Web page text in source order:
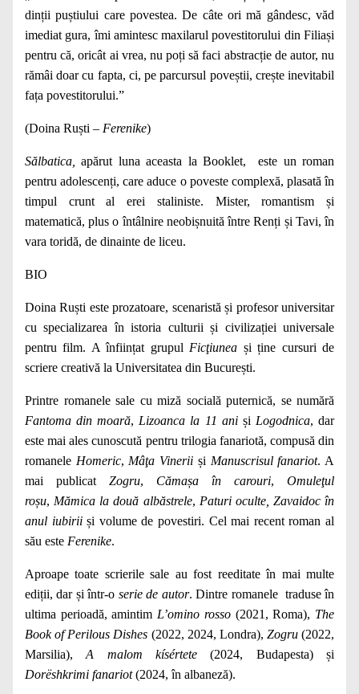
dinții puștiului care povestea. De câte ori mă gândesc, văd
imediat gura, îmi amintesc maxilarul povestitorului din Filiași
pentru că, oricât ai vrea, nu poți să faci abstracție de autor, nu
rămâi doar cu fapta, ci, pe parcursul poveștii, crește inevitabil
fața povestitorului.”
(Doina Ruști – Ferenike)
Sălbatica ,apărut luna aceasta la Booklet, este un roman
pentru adolescenți, care aduce o poveste complexă, plasată în
timpul crunt al erei staliniste. Mister, romantism și
matematică, plus o întâlnire neobișnuită între Renți și Tavi, în
vara toridă, de dinainte de liceu.
BIO
Doina Ruști este prozatoare, scenaristă și profesor universitar
cu specializarea în istoria culturii și civilizației universale
pentru film. A înființat grupul Ficţiunea și ține cursuri de
scriere creativă la Universitatea din București.
Printre romanele sale cu miză socială puternică, se numără
Fantoma din moară, Lizoanca la 11 aniși Logodnica, dar
este mai ales cunoscută pentru trilogia fanariotă, compusă din
romanele Homeric, Mâţa Vinerii și Manuscrisul fanariot. A
mai publicat Zogru, Cămașa în carouri, Omuleţul
roșu, Mămica la două albăstrele, Paturi oculte, Zavaidoc în
anul iubiriiși volume de povestiri. Cel mai recent roman al
său este Ferenike.
Aproape toate scrierile sale au fost reeditate în mai multe
ediții, dar și într-o serie de autor. Dintre romanele traduse în
ultima perioadă, amintim L’omino rosso(2021, Roma), The
Book of Perilous Dishes (2022, 2024, Londra), Zogru(2022,
Marsilia),A malom kísértete (2024, Budapesta) și
Doreshkrimi fanariot(2024, în albaneză).